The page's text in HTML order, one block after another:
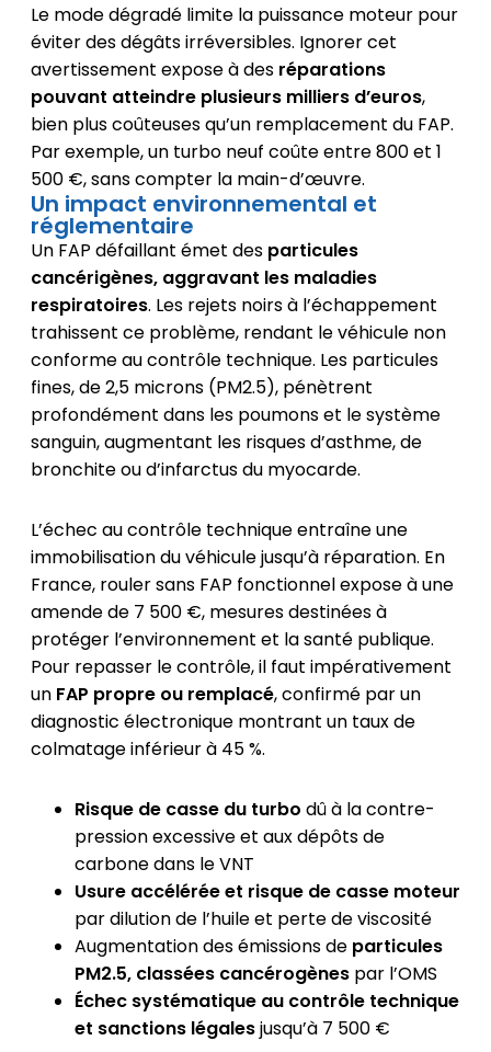
Le mode dégradé limite la puissance moteur pour
éviter des dégâts irréversibles. Ignorer cet
avertissement expose à des réparations
pouvant atteindre plusieurs milliers d’euros,
bien plus coûteuses qu’un remplacement du FAP.
Par exemple, un turbo neuf coûte entre 800 et 1
500 €, sans compter la main-d’œuvre.
Un impact environnemental et
réglementaire
Un FAP défaillant émet des particules
cancérigènes, aggravant les maladies
respiratoires. Les rejets noirs à l’échappement
trahissent ce problème, rendant le véhicule non
conforme au contrôle technique. Les particules
fines, de 2,5 microns (PM2.5), pénètrent
profondément dans les poumons et le système
sanguin, augmentant les risques d’asthme, de
bronchite ou d’infarctus du myocarde.
L’échec au contrôle technique entraîne une
immobilisation du véhicule jusqu’à réparation. En
France, rouler sans FAP fonctionnel expose à une
amende de 7 500 €, mesures destinées à
protéger l’environnement et la santé publique.
Pour repasser le contrôle, il faut impérativement
un FAP propre ou remplacé, confirmé par un
diagnostic électronique montrant un taux de
colmatage inférieur à 45 %.
Risque de casse du turbo dû à la contre-
pression excessive et aux dépôts de
carbone dans le VNT
Usure accélérée et risque de casse moteur
par dilution de l’huile et perte de viscosité
Augmentation des émissions de particules
PM2.5, classées cancérogènespar l’OMS
Échec systématique au contrôle technique
et sanctions légalesjusqu’à 7 500 €